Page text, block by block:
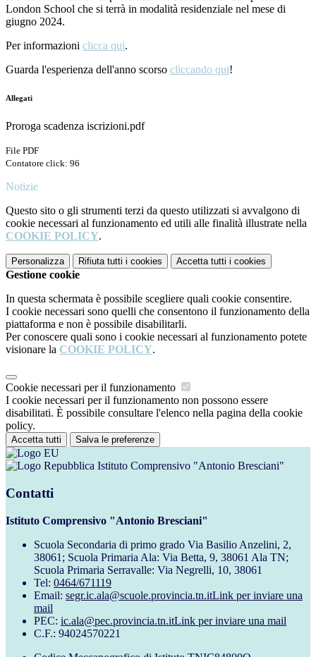
London School che si terrà in modalità residenziale nel mese di
giugno 2024.
Per informazioni clicca qui.
Guarda l'esperienza dell'anno scorso cliccando qui!
Allegati
Proroga scadenza iscrizioni.pdf
File PDF
Contatore click: 96
Notizie
Questo sito o gli strumenti terzi da questo utilizzati si avvalgono di
cookie necessari al funzionamento ed utili alle finalità illustrate nella
COOKIE POLICY.
Personalizza Rifiuta tutti i cookies Accetta tutti i cookies
Gestione cookie
In questa schermata è possibile scegliere quali cookie consentire.
I cookie necessari sono quelli che consentono il funzionamento della
piattaforma e non è possibile disabilitarli.
Per conoscere quali sono i cookie necessari al funzionamento potete
visionare la COOKIE POLICY.
Cookie necessari per il funzionamento
I cookie necessari per il funzionamento non possono essere
disabilitati. È possibile consultare l'elenco nella pagina della cookie
policy.
Accetta tutti Salva le preferenze
Istituto Comprensivo "Antonio Bresciani"
Contatti
Istituto Comprensivo "Antonio Bresciani"
Scuola Secondaria di primo grado Via Basilio Anzelini, 2,
38061; Scuola Primaria Ala: Via Betta, 9, 38061 Ala TN;
Scuola Primaria Serravalle: Via Negrelli, 10, 38061
Tel: 0464/671119
Email: segr.ic.ala@scuole.provincia.tn.itLink per inviare una
mail
PEC: ic.ala@pec.provincia.tn.itLink per inviare una mail
C.F.: 94024570221